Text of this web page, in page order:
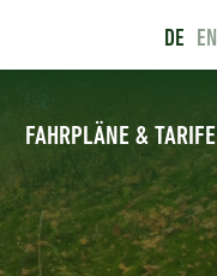
DE EN
FAHRPLÄNE & TARIFE